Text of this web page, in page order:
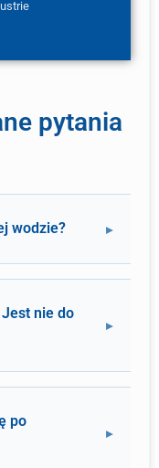
pytania
wodzie?
nie do
po